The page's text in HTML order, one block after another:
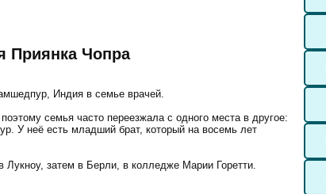
Приянка Чопра
Индия в семье врачей.
семья часто переезжала с одного места в другое:
У неё есть младший брат, который на восемь лет
Лукноу, затем в Берли, в колледже Марии Горетти.